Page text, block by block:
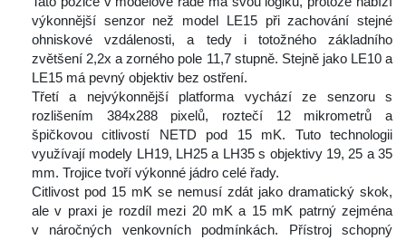
výkonnější senzor než model LE15 při zachování stejné
ohniskové vzdálenosti, a tedy i totožného základního
zvětšení 2,2x a zorného pole 11,7 stupně. Stejně jako LE10 a
LE15 má pevný objektiv bez ostření.
Třetí a nejvýkonnější platforma vychází ze senzoru s
rozlišením 384x288 pixelů, roztečí 12 mikrometrů a
špičkovou citlivostí NETD pod 15 mK. Tuto technologii
využívají modely LH19, LH25 a LH35 s objektivy 19, 25 a 35
mm. Trojice tvoří výkonné jádro celé řady.
Citlivost pod 15 mK se nemusí zdát jako dramatický skok,
ale v praxi je rozdíl mezi 20 mK a 15 mK patrný zejména
v náročných venkovních podmínkách. Přístroj schopný